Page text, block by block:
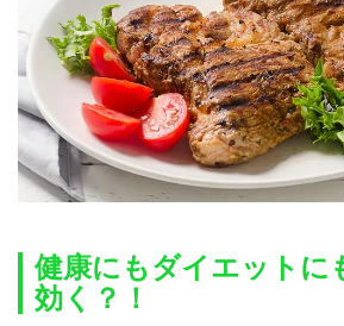
健康にもダイエットに
効く？！